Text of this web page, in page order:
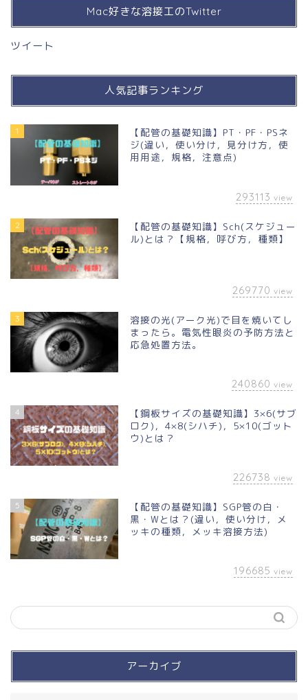
Mac好きな溶接工のTwitter
ツイート
人気記事ランキング
1
【配管の基礎知識】PT・PF・PSネ
ジ(違い，使い分け，見分け方，使
用用途，規格，注意点)
293113 view
2
【配管の基礎知識】Sch(スケジュー
ル)とは？【規格，呼び方，種類】
269770 view
3
溶接の光(アーク光)で目を焼いてし
まったら。電気性眼炎の予防方法と
応急処置方法。
240860 view
4
【鋼板サイズの基礎知識】3×6(サブ
ロク)，4×8(シハチ)，5×10(ゴット
ウ)とは？
226738 view
5
【配管の基礎知識】SGP管の白・
黒・Wとは？(違い，使い分け，メ
ッキの種類，メッキ溶接方法)
196685 view
アーカイブ